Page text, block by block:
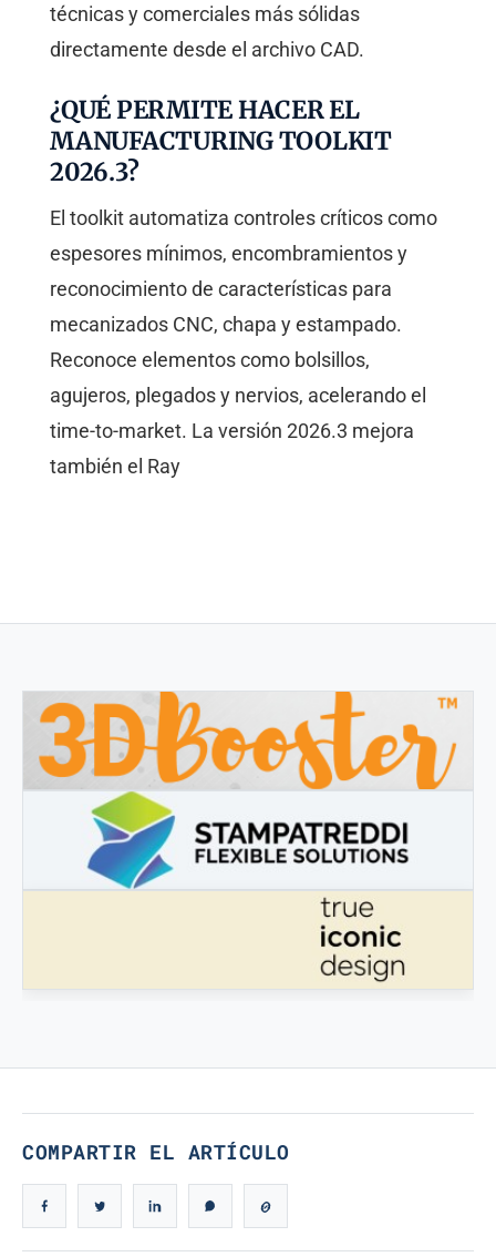
técnicas y comerciales más sólidas
directamente desde el archivo CAD.
¿QUÉ PERMITE HACER EL
MANUFACTURING TOOLKIT
2026.3?
El toolkit automatiza controles críticos como
espesores mínimos, encombramientos y
reconocimiento de características para
mecanizados CNC, chapa y estampado.
Reconoce elementos como bolsillos,
agujeros, plegados y nervios, acelerando el
time-to-market. La versión 2026.3 mejora
también el Ray
3DBOOSTER
3DBooster - Productos innovadores para impresión 3D
COMPARTIR EL ARTÍCULO